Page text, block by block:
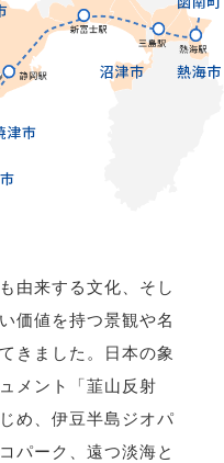
由来する文化、そし
価値を持つ景観や名
きました。日本の象
メント「韮山反射
め、伊豆半島ジオパ
パーク、遠つ淡海と